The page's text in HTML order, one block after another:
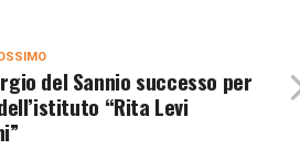
del Sannio successo per
“Rita Levi